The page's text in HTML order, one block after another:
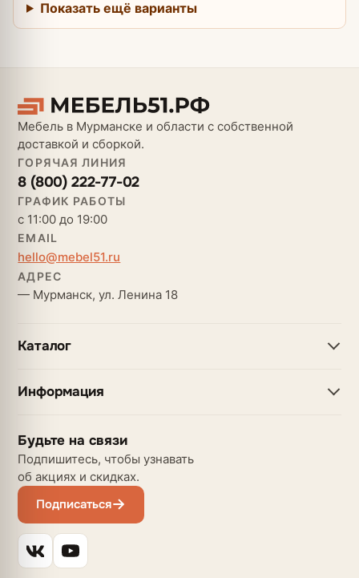
Показать ещё варианты
Мебель в Мурманске и области с собственной
доставкой и сборкой.
ГОРЯЧАЯ ЛИНИЯ
8 (800) 222-77-02
ГРАФИК РАБОТЫ
с 11:00 до 19:00
EMAIL
hello@mebel51.ru
АДРЕС
— Мурманск, ул. Ленина 18
Каталог
Информация
Будьте на связи
Подпишитесь, чтобы узнавать
об акциях и скидках.
Подписаться